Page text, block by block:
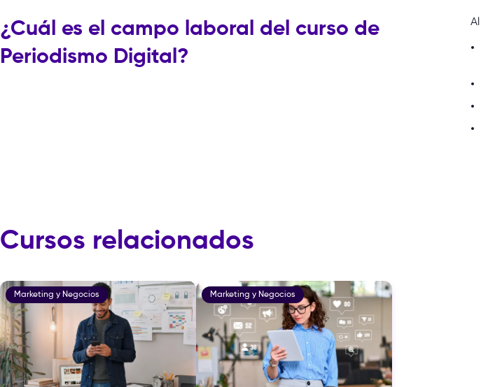
¿Cuál es el campo laboral del curso de
Periodismo Digital?
Al
Cursos relacionados
Marketing y Negocios Marketing y Negocios